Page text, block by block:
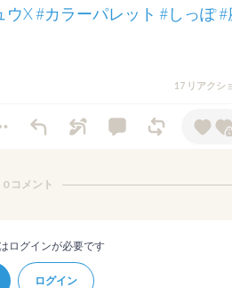
ウX#カラーパレット #しっぽ#
17 リアクシ
0 コメント
ログインが必要です
ログイン